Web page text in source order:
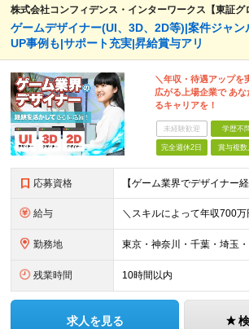
株式会社コンフィデンス・インターワークス【東証グ
ゲームデザイナー(UI、3D、2D等)|案件ジャン
UP事例も|サポート充実|昇給賞与アリ
＼年収・待遇アップを
広がる上場企業で あ
るキャリアを！
未経験歓迎 学歴不
完全週休2日 賞与複数
応募資格
給与
勤務地
残業時間 10時間以内
求人を見る